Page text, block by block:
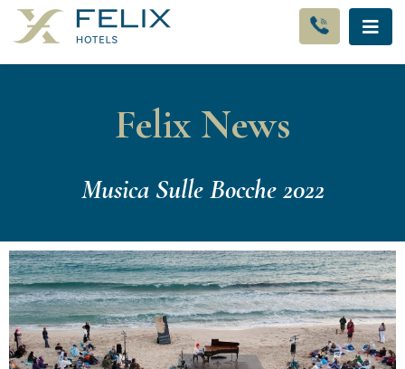
Felix News
Musica Sulle Bocche 2022